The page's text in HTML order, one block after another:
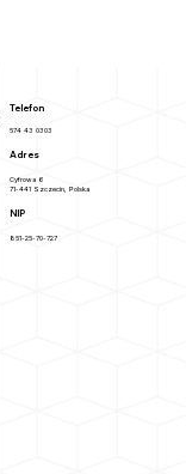
Telefon
574 43 0303
Adres
Cyfrowa 6
71-441 Szczecin, Polska
NIP
851-25-70-727